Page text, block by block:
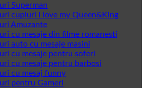
Superman
cupluri I love my Queen&King
Amuzante
cu mesaje din filme romanesti
auto cu mesaje masini
cu mesaje pentru soferi
cu mesaje pentru barbosi
cu mesaj funny
pentru Gameri